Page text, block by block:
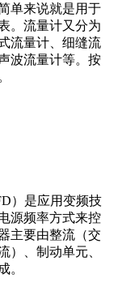
单来说就是用于
。流量计又分为
流量计、细缝流
波流量计等。按
）是应用变频技
源频率方式来控
主要由整流（交
）、制动单元、
。